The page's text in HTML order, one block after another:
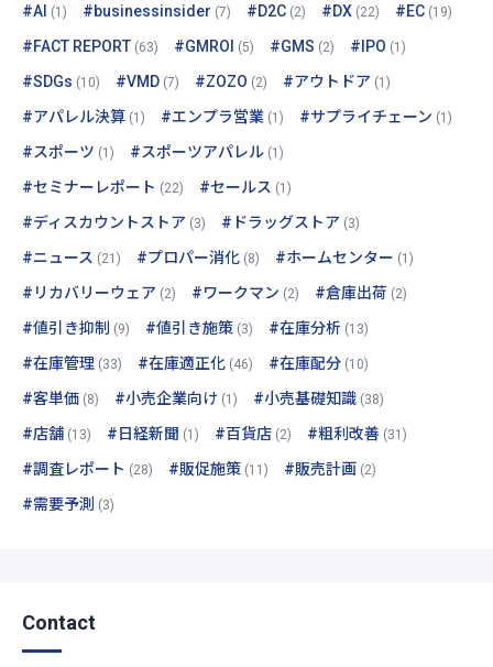
#AI (1) #businessinsider (7) #D2C (2) #DX (22) #EC (19)
#FACT REPORT (63) #GMROI (5) #GMS (2) #IPO (1)
#SDGs (10) #VMD (7) #ZOZO (2) #アウトドア (1)
#アパレル決算 (1) #エンプラ営業 (1) #サプライチェーン (1)
#スポーツ (1) #スポーツアパレル (1)
#セミナーレポート (22) #セールス (1)
#ディスカウントストア (3) #ドラッグストア (3)
#ニュース (21) #プロパー消化 (8) #ホームセンター (1)
#リカバリーウェア (2) #ワークマン (2) #倉庫出荷 (2)
#値引き抑制 (9) #値引き施策 (3) #在庫分析 (13)
#在庫管理 (33) #在庫適正化 (46) #在庫配分 (10)
#客単価 (8) #小売企業向け (1) #小売基礎知識 (38)
#店舗 (13) #日経新聞 (1) #百貨店 (2) #粗利改善 (31)
#調査レポート (28) #販促施策 (11) #販売計画 (2)
#需要予測 (3)
Contact